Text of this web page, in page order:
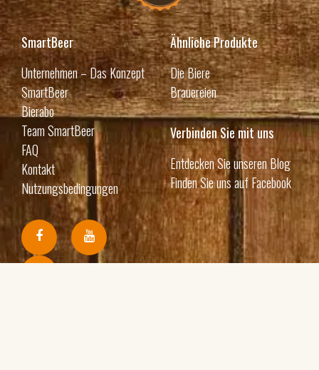
SmartBeer
Unternehmen – Das Konzept
SmartBeer
Bierabo
Team SmartBeer
FAQ
Kontakt
Nutzungsbedingungen
Ähnliche Produkte
Die Biere
Brauereien
Verbinden Sie mit uns
Entdecken Sie unseren Blog
Finden Sie uns auf Facebook